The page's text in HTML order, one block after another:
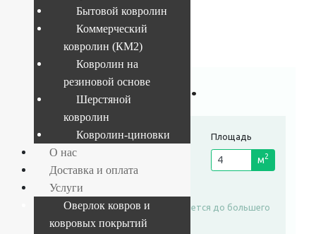
Артикул:175055315dcc
850 руб.
рулона
4 м
Длина отреза Площадь
м2
Площадь автоматически округляется до большего
целого числа
Бытовой ковролин
Коммерческий
ковролин (КМ2)
Ковролин на
резиновой основе
Шерстяной
ковролин
Ковролин-циновки
О нас
Доставка и оплата
Услуги
Оверлок ковров и
ковровых покрытий